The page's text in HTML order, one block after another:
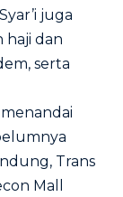
juga
haji dan
serta
Trans
Mall